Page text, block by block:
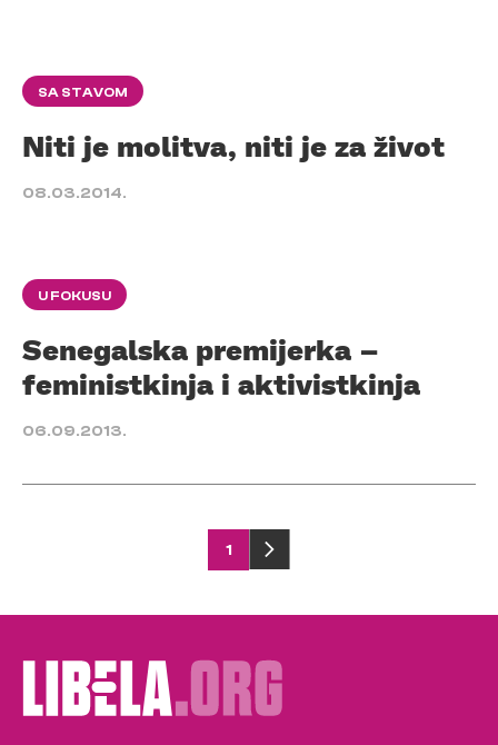
SA STAVOM
Niti je molitva, niti je za život
08.03.2014.
U FOKUSU
Senegalska premijerka –
feministkinja i aktivistkinja
06.09.2013.
pagination
1